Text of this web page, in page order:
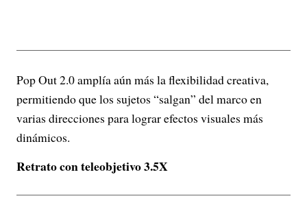
Pop Out 2.0 amplía aún más la flexibilidad creativa,
permitiendo que los sujetos “salgan” del marco en
varias direcciones para lograr efectos visuales más
dinámicos.
Retrato con teleobjetivo 3.5X